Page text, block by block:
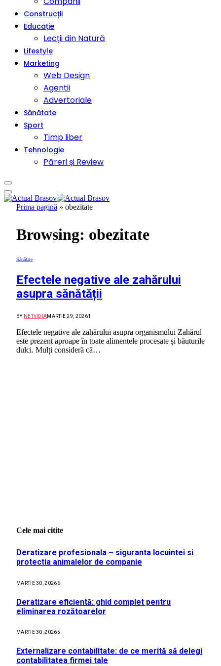
Construcții
Educație
Lecții din Natură
Lifestyle
Marketing
Web Design
Agentii
Advertoriale
Sănătate
Sport
Timp liber
Tehnologie
Păreri și Review
Prima pagină » obezitate
Browsing: obezitate
Sănătate
Efectele negative ale zahărului
asupra sănătății
BY NETVIDIAMARTIE 29, 20261
Efectele negative ale zahărului asupra organismului Zahărul
este prezent aproape în toate alimentele procesate și băuturile
dulci. Mulți consideră că…
Cele mai citite
Deratizare profesionala – siguranta locuintei si
protectia animalelor de companie
MARTIE 30, 20266
Deratizare eficientă: ghid complet pentru
eliminarea rozătoarelor
MARTIE 30, 20265
Externalizare contabilitate: de ce merită să delegi
contabilitatea firmei tale